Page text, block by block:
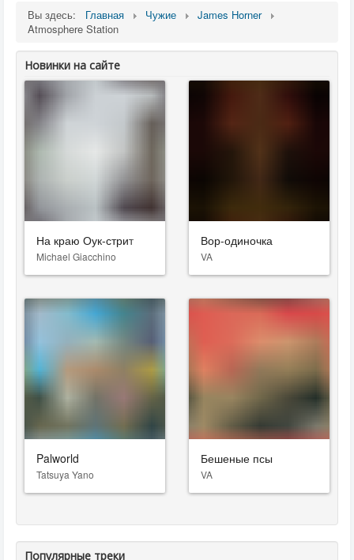
Вы здесь: Главная Чужие
James Horner
Atmosphere Station
Новинки на сайте
На краю Оук-стрит
Michael Giacchino
Вор-одиночка
VA
Palworld
Tatsuya Yano
Бешеные псы
VA
Популярные треки